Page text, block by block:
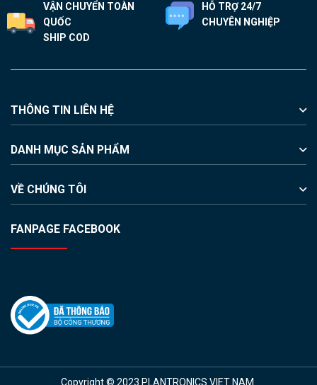
VẬN CHUYỂN TOÀN
QUỐC
SHIP COD
HỖ TRỢ 24/7
CHUYÊN NGHIỆP
THÔNG TIN LIÊN HỆ
DANH MỤC SẢN PHẨM
VỀ CHÚNG TÔI
FANPAGE FACEBOOK
Copyright © 2023 PLANTRONICS VIET NAM.